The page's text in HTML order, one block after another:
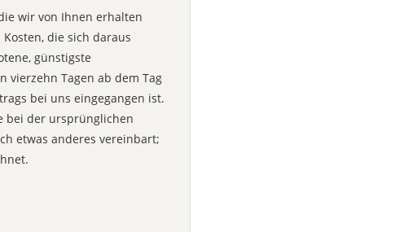
wir von Ihnen erhalten
die sich daraus
günstigste
vierzehn Tagen ab dem Tag
bei uns eingegangen ist.
bei der ursprünglichen
etwas anderes vereinbart;